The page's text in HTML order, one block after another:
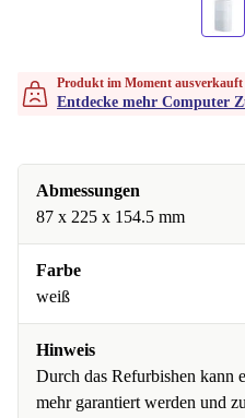
Produkt im Moment ausverkauft
Entdecke mehr Computer
Abmessungen
87 x 225 x 154.5 mm
Farbe
weiß
Hinweis
Durch das Refurbishen kann
mehr garantiert werden und